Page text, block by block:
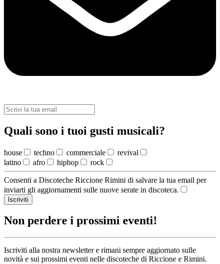
Quali sono i tuoi gusti musicali?
house techno commerciale
revival
latino
afro hiphop rock
Consenti a Discoteche Riccione Rimini di salvare la tua email per
inviarti gli aggiornamenti sulle nuove serate in discoteca.
Iscriviti
Non perdere i prossimi eventi!
Iscriviti alla nostra newsletter e rimani sempre aggiornato sulle
novità e sui prossimi eventi nelle discoteche di Riccione e Rimini.